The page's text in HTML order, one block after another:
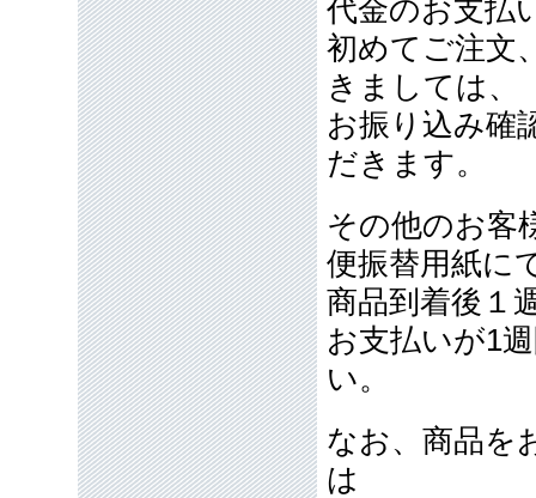
代金のお支払
初めてご注文
きましては、
お振り込み確
だきます。
その他のお客
便振替用紙に
商品到着後１
お支払いが1
い。
なお、商品を
は